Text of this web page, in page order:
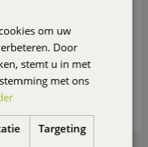
Maak er dan in
of (dak)terras een
van, ook voor de
om uw
Door
stemt u in met
met ons
Targeting